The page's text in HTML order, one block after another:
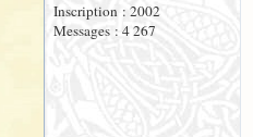
Inscription : 2002
Messages : 4 267